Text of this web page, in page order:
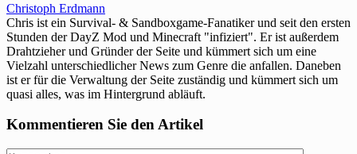
Christoph Erdmann
Chris ist ein Survival- & Sandboxgame-Fanatiker und seit den ersten
Stunden der DayZ Mod und Minecraft "infiziert". Er ist außerdem
Drahtzieher und Gründer der Seite und kümmert sich um eine
Vielzahl unterschiedlicher News zum Genre die anfallen. Daneben
ist er für die Verwaltung der Seite zuständig und kümmert sich um
quasi alles, was im Hintergrund abläuft.
Kommentieren Sie den Artikel